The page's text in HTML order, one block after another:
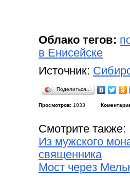
Облако тегов:
в Енисейске
Источник:
Поделиться…
Просмотров: 1033
Смотрите также:
Из мужского
священника
Мост через